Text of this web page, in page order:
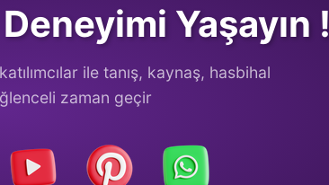
Yaşayın !
ile tanış, kaynaş, hasbihal
zaman geçir